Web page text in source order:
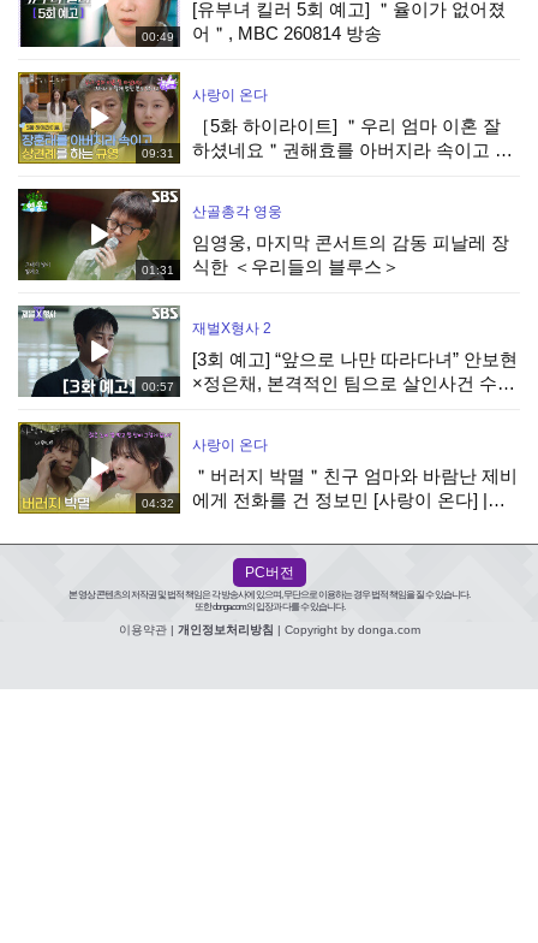
00:49
[유부녀 킬러 5회 예고] ＂율이가 없어졌
어＂, MBC 260814 방송
09:31
사랑이 온다
［5화 하이라이트] ＂우리 엄마 이혼 잘
하셨네요＂권해효를 아버지라 속이고 상
01:31
산골총각 영웅
임영웅, 마지막 콘서트의 감동 피날레 장
식한 ＜우리들의 블루스＞
00:57
재벌X형사 2
[3회 예고] “앞으로 나만 따라다녀” 안보현
×정은채, 본격적인 팀으로 살인사건 수사
04:32
사랑이 온다
＂버러지 박멸＂친구 엄마와 바람난 제비
에게 전화를 건 정보민 [사랑이 온다] |
PC버전
본 영상 콘텐츠의 저작권 및 법적 책임은 각 방송사에 있으며, 무단으로 이용하는 경우 법적 책임을 질 수 있습니다.
또한 donga.com의 입장과 다를 수 있습니다.
이용약관| 개인정보처리방침 | Copyright by donga.com